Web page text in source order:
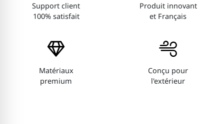
Support client
100% satisfait
Produit innovant
et Français
Matériaux
premium
Conçu pour
l'extérieur